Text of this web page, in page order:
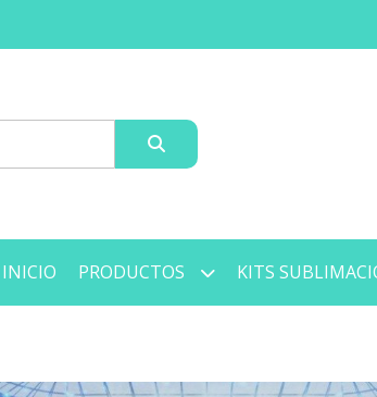
INICIO PRODUCTOS KITS